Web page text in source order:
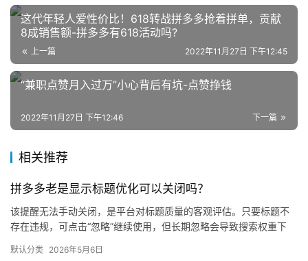
网
店
运
营
境
电
自
体
社
这代年轻人爱性价比！618转战拼多多抢着拼单，贡献
8成销售额-拼多多有618活动吗?
上一篇 2022年11月27日 下午12:45
“兼职点赞月入过万”小心背后有坑-点赞挣钱
下一篇
2022年11月27日 下午12:46
相关推荐
拼多多老是显示标题优化可以关闭吗？
该提醒无法手动关闭，是平台对标题质量的客观评估。只要标题不
存在违规，可点击“忽略”继续使用，但长期忽略会导致搜索权重下
默认分类 2026年5月6日